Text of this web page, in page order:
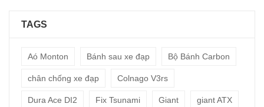
TAGS
Aó Monton Bánh sau xe đạp Bộ Bánh Carbon
chân chống xe đạp Colnago V3rs
Dura Ace DI2 Fix Tsunami Giant giant ATX